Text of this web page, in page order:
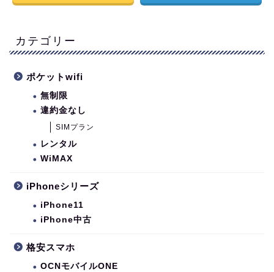
カテゴリー
ポケットwifi
無制限
違約金なし
SIMプラン
レンタル
WiMAX
iPhoneシリーズ
iPhone11
iPhone中古
格安スマホ
OCNモバイルONE